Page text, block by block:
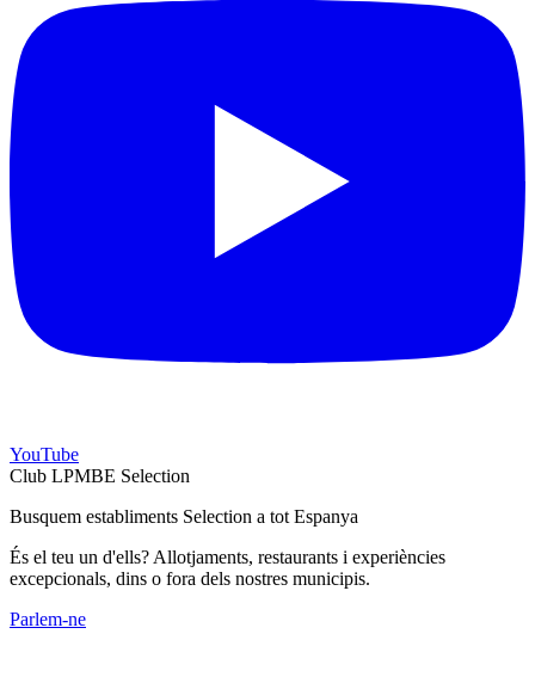
YouTube
Club LPMBE Selection
Busquem establiments Selection a tot Espanya
És el teu un d'ells? Allotjaments, restaurants i experiències
excepcionals, dins o fora dels nostres municipis.
Parlem-ne